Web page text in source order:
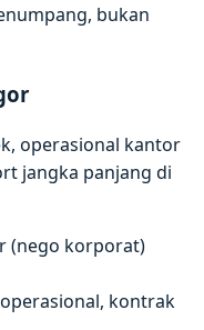
bukan
operasional kantor
jangka panjang di
(nego korporat)
kontrak